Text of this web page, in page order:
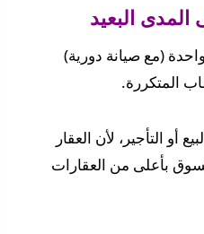
(مع صيانة دورية)
المتكررة.
أو التأجير، لأن العقار
بأعلى من العقارات